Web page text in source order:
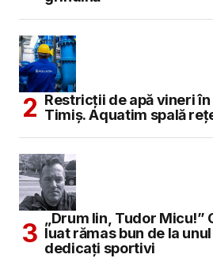
Restricții de apă vineri
Timiș. Aquatim spală
„Drum lin, Tudor Micu!”
luat rămas bun de la
dedicați sportivi